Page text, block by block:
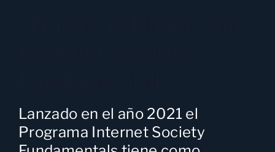
Lanzado en el año 2021 el
Programa Internet Society